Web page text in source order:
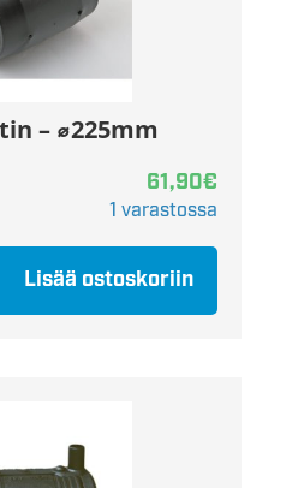
– ⌀225mm
61,90€
1 varastossa
Lisää ostoskoriin